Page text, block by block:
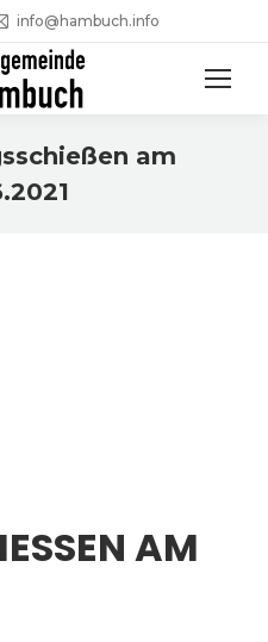
info@hambuch.info
am
AM 0